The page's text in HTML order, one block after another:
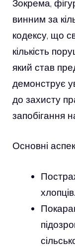
Зокрема,
винним за
кодексу, що
кількість
який став
демонструє
до захисту
запобігання
Основні
хлопців.